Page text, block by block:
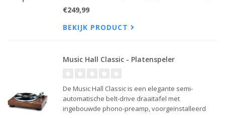
combineert deze platenspeler retro charme met
moderne technologie.
€249,99
BEKIJK PRODUCT
Music Hall Classic - Platenspeler
De Music Hall Classic is een elegante semi-
automatische belt-drive draaitafel met
ingebouwde phono-preamp, voorgeïnstalleerd